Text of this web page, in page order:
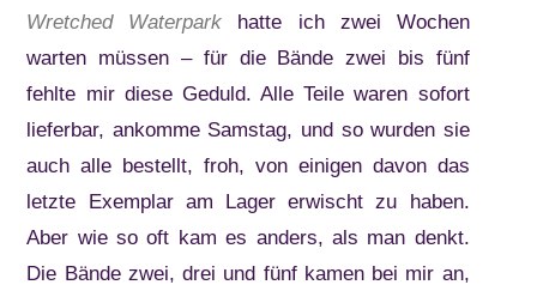
Wretched Waterpark hatte ich zwei Wochen
warten müssen – für die Bände zwei bis fünf
fehlte mir diese Geduld. Alle Teile waren sofort
lieferbar, ankomme Samstag, und so wurden sie
auch alle bestellt, froh, von einigen davon das
letzte Exemplar am Lager erwischt zu haben.
Aber wie so oft kam es anders, als man denkt.
Die Bände zwei, drei und fünf kamen bei mir an,